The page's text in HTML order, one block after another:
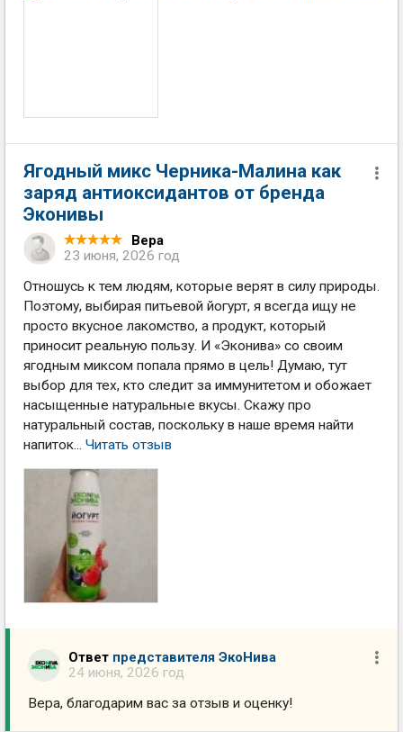
Ягодный микс Черника-Малина как
заряд антиоксидантов от бренда
Эконивы
Вера
23 июня, 2026 год
Отношусь к тем людям, которые верят в силу природы.
Поэтому, выбирая питьевой йогурт, я всегда ищу не
просто вкусное лакомство, а продукт, который
приносит реальную пользу. И «Эконива» со своим
ягодным миксом попала прямо в цель! Думаю, тут
выбор для тех, кто следит за иммунитетом и обожает
насыщенные натуральные вкусы. Скажу про
натуральный состав, поскольку в наше время найти
напиток... Читать отзыв
Ответ представителя ЭкоНива
24 июня, 2026 год
Вера, благодарим вас за отзыв и оценку!